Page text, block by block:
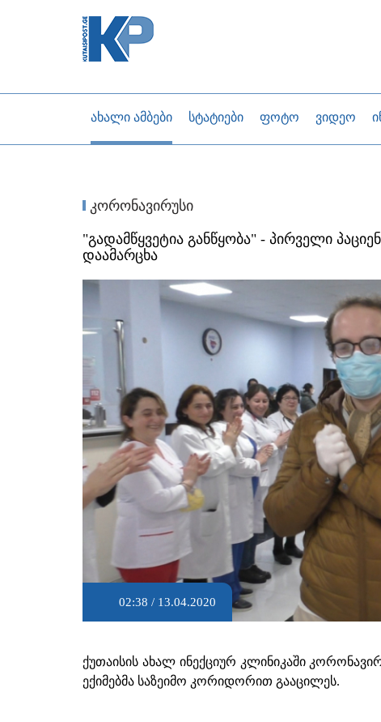
ახალი ამბები სტატიები ფოტო ვიდეო
კორონავირუსი
"გადამწყვეტია განწყობა" - პირველი
დაამარცხა
02:38 / 13.04.2020
ქუთაისის ახალ ინექციურ კლინიკაში
ექიმებმა საზეიმო კორიდორით გააცილეს.